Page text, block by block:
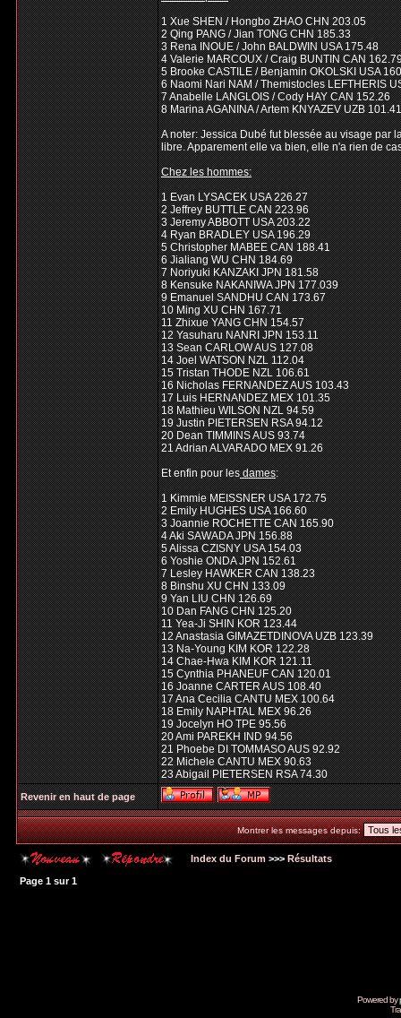
1 Xue SHEN / Hongbo ZHAO CHN 203.05
2 Qing PANG / Jian TONG CHN 185.33
3 Rena INOUE / John BALDWIN USA 175.48
4 Valerie MARCOUX / Craig BUNTIN CAN
5 Brooke CASTILE / Benjamin OKOLSKI USA
6 Naomi Nari NAM / Themistocles LEFTHERIS
7 Anabelle LANGLOIS / Cody HAY CAN 152.26
8 Marina AGANINA / Artem KNYAZEV UZB 101.41
A noter: Jessica Dubé fut blessée au visage par
libre. Apparement elle va bien, elle n'a rien de
Chez les hommes:
1 Evan LYSACEK USA 226.27
2 Jeffrey BUTTLE CAN 223.96
3 Jeremy ABBOTT USA 203.22
4 Ryan BRADLEY USA 196.29
5 Christopher MABEE CAN 188.41
6 Jialiang WU CHN 184.69
7 Noriyuki KANZAKI JPN 181.58
8 Kensuke NAKANIWA JPN 177.039
9 Emanuel SANDHU CAN 173.67
10 Ming XU CHN 167.71
11 Zhixue YANG CHN 154.57
12 Yasuharu NANRI JPN 153.11
13 Sean CARLOW AUS 127.08
14 Joel WATSON NZL 112.04
15 Tristan THODE NZL 106.61
16 Nicholas FERNANDEZ AUS 103.43
17 Luis HERNANDEZ MEX 101.35
18 Mathieu WILSON NZL 94.59
19 Justin PIETERSEN RSA 94.12
20 Dean TIMMINS AUS 93.74
21 Adrian ALVARADO MEX 91.26
Et enfin pour lesdames:
1 Kimmie MEISSNER USA 172.75
2 Emily HUGHES USA 166.60
3 Joannie ROCHETTE CAN 165.90
4 Aki SAWADA JPN 156.88
5 Alissa CZISNY USA 154.03
6 Yoshie ONDA JPN 152.61
7 Lesley HAWKER CAN 138.23
8 Binshu XU CHN 133.09
9 Yan LIU CHN 126.69
10 Dan FANG CHN 125.20
11 Yea-Ji SHIN KOR 123.44
12 Anastasia GIMAZETDINOVA UZB 123.39
13 Na-Young KIM KOR 122.28
14 Chae-Hwa KIM KOR 121.11
15 Cynthia PHANEUF CAN 120.01
16 Joanne CARTER AUS 108.40
17 Ana Cecilia CANTU MEX 100.64
18 Emily NAPHTAL MEX 96.26
19 Jocelyn HO TPE 95.56
20 Ami PAREKH IND 94.56
21 Phoebe DI TOMMASO AUS 92.92
22 Michele CANTU MEX 90.63
23 Abigail PIETERSEN RSA 74.30
Revenir en haut de page
Montrer les messages depuis:
Index du Forum >>> Résultats
Page 1 sur1
Powered by